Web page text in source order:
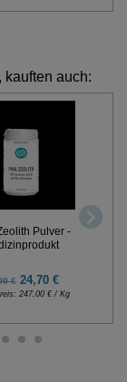
kauften auch:
Pulver -
€24,70 €
247,00 € / Kg